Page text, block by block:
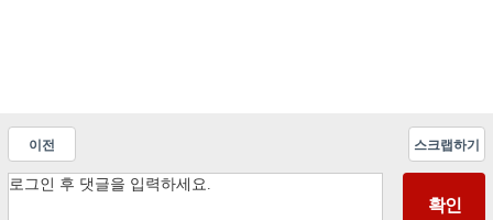
이전 스크랩하기